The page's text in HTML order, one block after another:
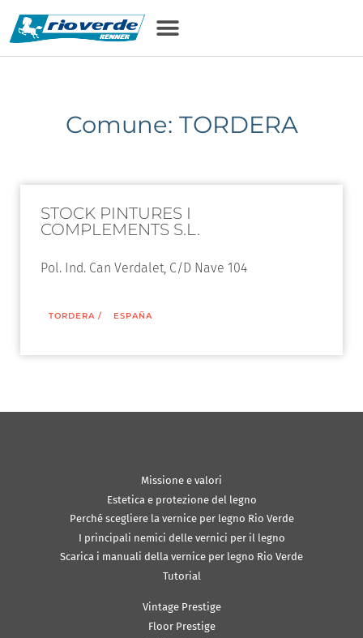
Comune: TORDERA
STOCK PINTURES I
COMPLEMENTS S.L.
Pol. Ind. Can Verdalet, C/D Nave 104
TORDERA / ESPAÑA
Missione e valori
Estetica e protezione del legno
Perché scegliere la vernice per legno Rio Verde
I principali nemici delle vernici per il legno
Scarica i manuali della vernice per legno Rio Verde
Tutorial
Vintage Prestige
Floor Prestige